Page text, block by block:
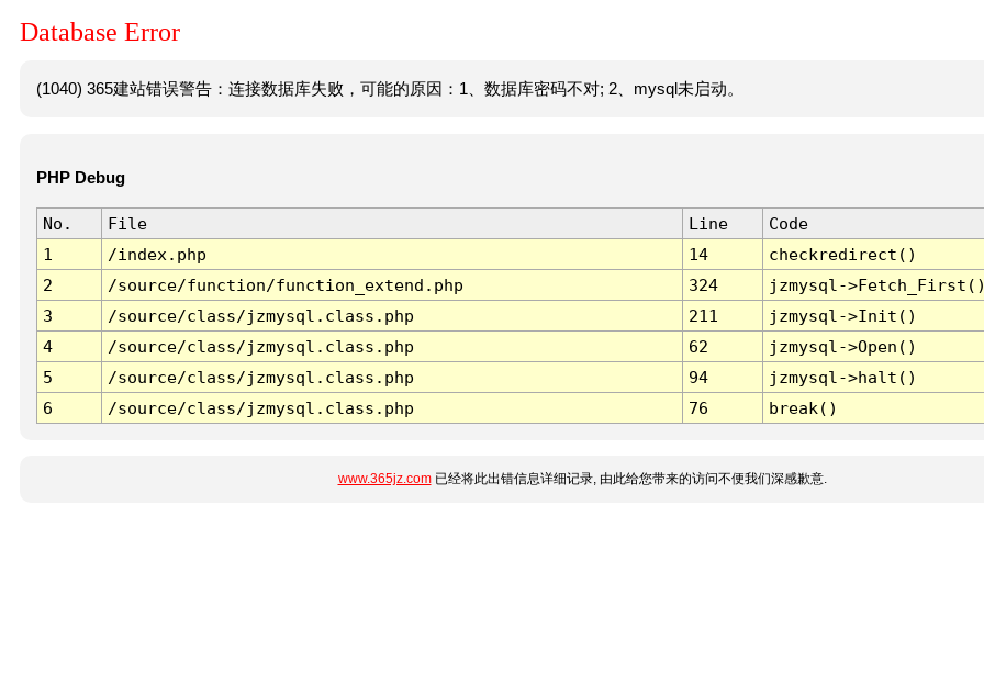
Database Error
(1040) 365建站错误警告：连接数据库失败，可能的原因：1、数据库密码不对; 2、mysql未启动。
PHP Debug
No. File Line
Code
1
/index.php 14
checkredirect()
2
/source/function/function_extend.php 324
jzmysql-
3
/source/class/jzmysql.class.php 211
jzmysql->Init()
4
/source/class/jzmysql.class.php 62
jzmysql->Open()
5
/source/class/jzmysql.class.php 94
jzmysql->halt()
6
/source/class/jzmysql.class.php 76 break()
www.365jz.com已经将此出错信息详细记录, 由此给您带来的访问不便我们深感歉意.